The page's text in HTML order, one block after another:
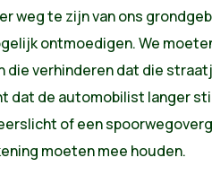
weg te zijn van ons
ontmoedigen. We
die verhinderen dat die
dat de automobilist langer
of een
moeten mee houden.